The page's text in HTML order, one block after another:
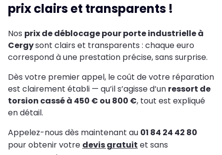
prix clairs et transparents !
Nos prix de déblocage pour porte industrielle à
Cergysont clairs et transparents : chaque euro
correspond à une prestation précise, sans surprise.
Dès votre premier appel, le coût de votre réparation
est clairement établi — qu’il s’agisse d’un ressort de
torsion cassé à 450 € ou 800 €, tout est expliqué
en détail.
Appelez-nous dès maintenant au 01 84 24 42 80
pour obtenir votre devis gratuit et sans